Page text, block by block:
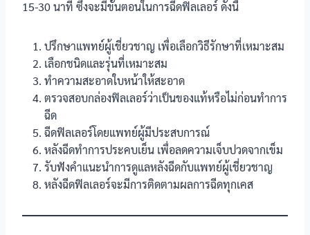
15-30 นาที ซึ่งจะมีขั้นตอนในการฉีดฟิลเลอร์ ดังนี้
ปรึกษาแพทย์ผู้เชี่ยวชาญ เพื่อเลือกวิธีรักษาที่เหมาะสม
เลือกชนิดและรุ่นที่เหมาะสม
ทำความสะอาดใบหน้าให้สะอาด
ตรวจสอบกล่องฟิลเลอร์ว่าเป็นของแท้หรือไม่ก่อนทำการ
ฉีด
ฉีดฟิลเลอร์โดยแพทย์ผู้มีประสบการณ์
หลังฉีดทำการประคบเย็น เพื่อลดความเจ็บปวดจากเข็ม
รับฟังคำแนะนำการดูแลหลังฉีดกับแพทย์ผู้เชี่ยวชาญ
หลังฉีดฟิลเลอร์จะมีการติดตามผลการฉีดทุกเคส